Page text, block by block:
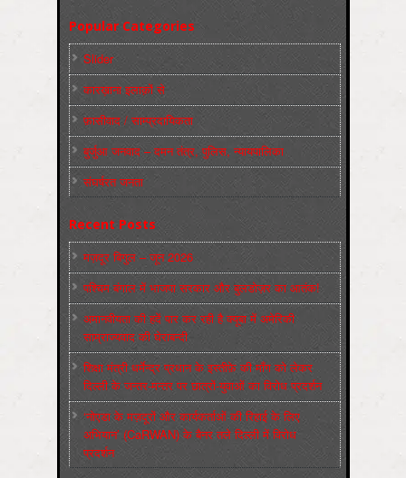
Popular Categories
Slider
कारख़ाना इलाक़ों से
फ़ासीवाद / साम्‍प्रदायिकता
बुर्जुआ जनवाद – दमन तंत्र, पुलिस, न्‍यायपालिका
संघर्षरत जनता
Recent Posts
मज़दूर बिगुल – जून 2026
पश्चिम बंगाल में भाजपा सरकार और बुलडोज़र का आतंक!
अमानवीयता की हदें पार कर रही है क्यूबा में अमेरिकी
साम्राज्यवाद की घेराबन्दी
शिक्षा मंत्री धर्मेन्द्र प्रधान के इस्तीफ़े की माँग को लेकर
दिल्ली के जन्तर-मन्तर पर छात्रों-युवाओं का विरोध प्रदर्शन
‘नोएडा के मज़दूरों और कार्यकर्ताओं की रिहाई के लिए
अभियान’ (CaRWAN) के बैनर तले दिल्ली में विरोध
प्रदर्शन